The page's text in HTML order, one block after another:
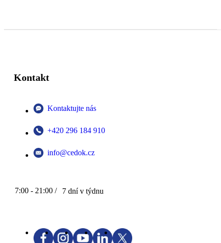
Kontakt
Kontaktujte nás
+420 296 184 910
info@cedok.cz
7:00 - 21:00 / 7 dní v týdnu